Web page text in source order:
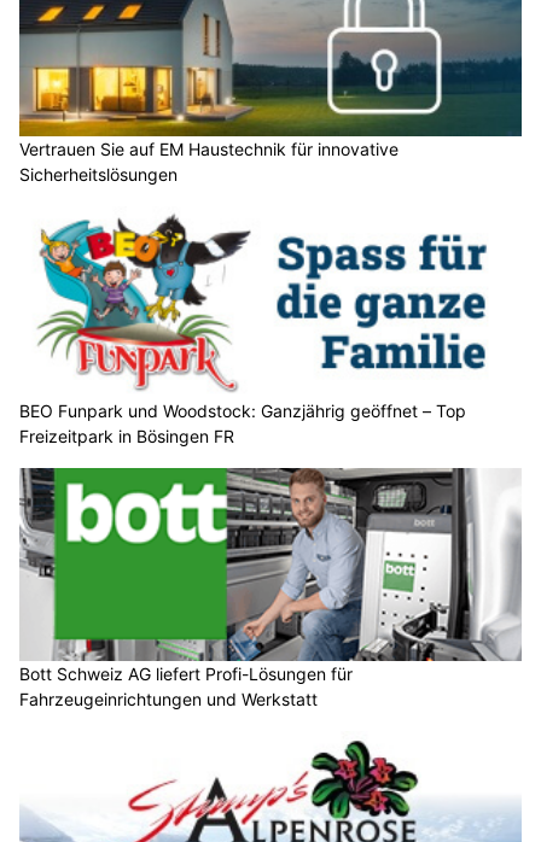
Vertrauen Sie auf EM Haustechnik für innovative
Sicherheitslösungen
BEO Funpark und Woodstock: Ganzjährig geöffnet – Top
Freizeitpark in Bösingen FR
Bott Schweiz AG liefert Profi-Lösungen für
Fahrzeugeinrichtungen und Werkstatt